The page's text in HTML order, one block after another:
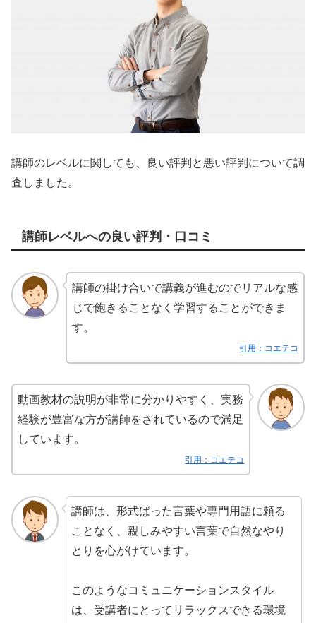
講師のレベルに関しても、良い評判と悪い評判について調
査しました。
講師レベルへの良い評判・口コミ
講師の掛け合いで講義が進むのでリアルな感
じで飽きることなく学習することができま
す。
引用：コエテコ
動画教材の説明が非常に分かりやすく、実務
経験が豊富な方が講師をされているので満足
しています。
引用：コエテコ
講師は、形式ばった言葉や専門用語に頼る
ことなく、親しみやすい言葉で自然なやり
とりを心がけています。
このようなコミュニケーションスタイル
は、受講者にとってリラックスできる環境